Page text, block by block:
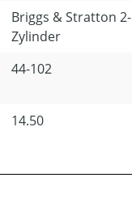
Briggs & Stratton 2-
Zylinder
44-102
14.50